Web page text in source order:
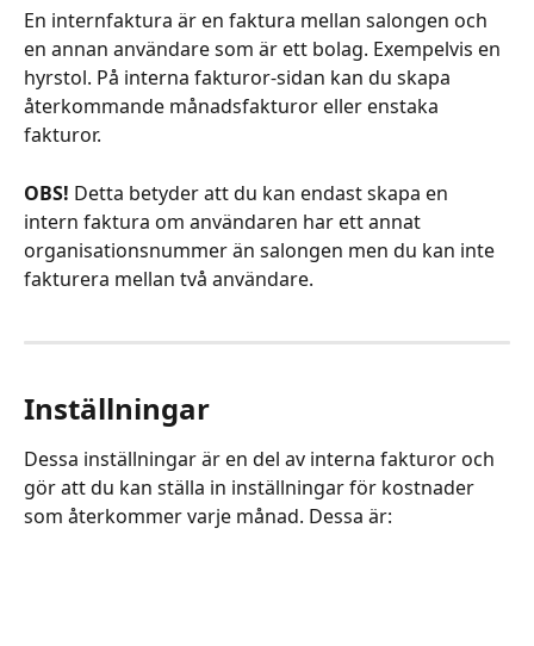
En internfaktura är en faktura mellan salongen och
en annan användare som är ett bolag. Exempelvis en
hyrstol. På interna fakturor-sidan kan du skapa
återkommande månadsfakturor eller enstaka
fakturor.
OBS! Detta betyder att du kan endast skapa en
intern faktura om användaren har ett annat
organisationsnummer än salongen men du kan inte
fakturera mellan två användare.
Inställningar
Dessa inställningar är en del av interna fakturor och
gör att du kan ställa in inställningar för kostnader
som återkommer varje månad. Dessa är: